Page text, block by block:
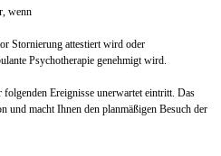
wenn
Stornierung attestiert wird oder
Psychotherapie genehmigt wird.
Ereignisse unerwartet eintritt. Das
und macht Ihnen den planmäßigen Besuch der